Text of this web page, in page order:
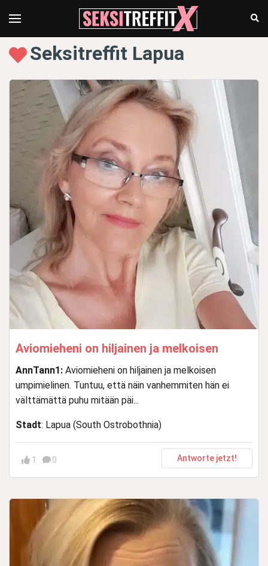
Seksitreffit Lapua
Aviomieheni on hiljainen ja melkoisen
AnnTann1: Aviomieheni on hiljainen ja melkoisen
umpimielinen. Tuntuu, että näin vanhemmiten hän ei
välttämättä puhu mitään päi...
Stadt: Lapua (South Ostrobothnia)
1 0 Antworte jetzt!